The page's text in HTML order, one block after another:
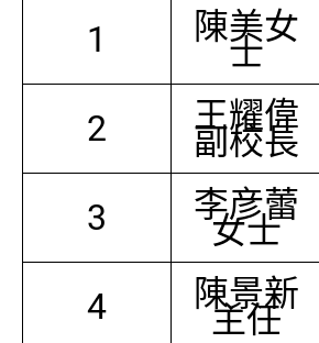
1
陳美女
士
2 王耀偉
副校長
3 李彦蕾
女士
4 陳景新
主任